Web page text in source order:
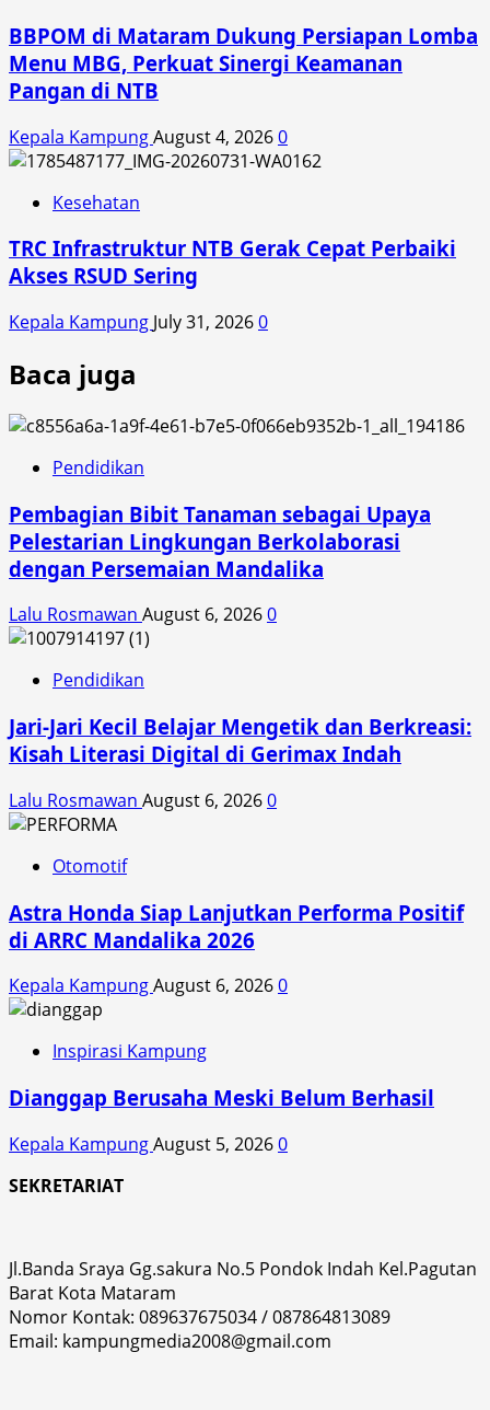
BBPOM di Mataram Dukung Persiapan Lomba
Menu MBG, Perkuat Sinergi Keamanan
Pangan di NTB
Kepala KampungAugust 4, 20260
Kesehatan
TRC Infrastruktur NTB Gerak Cepat Perbaiki
Akses RSUD Sering
Kepala Kampung July 31, 20260
Baca juga
Pendidikan
Pembagian Bibit Tanaman sebagai Upaya
Pelestarian Lingkungan Berkolaborasi
dengan Persemaian Mandalika
Lalu Rosmawan August 6, 20260
Pendidikan
Jari-Jari Kecil Belajar Mengetik dan Berkreasi:
Kisah Literasi Digital di Gerimax Indah
Lalu Rosmawan August 6, 20260
Otomotif
Astra Honda Siap Lanjutkan Performa Positif
di ARRC Mandalika 2026
Kepala KampungAugust 6, 20260
Inspirasi Kampung
Dianggap Berusaha Meski Belum Berhasil
Kepala KampungAugust 5, 20260
SEKRETARIAT
Jl.Banda Sraya Gg.sakura No.5 Pondok Indah Kel.Pagutan
Barat Kota Mataram
Nomor Kontak: 089637675034 / 087864813089
Email: kampungmedia2008@gmail.com